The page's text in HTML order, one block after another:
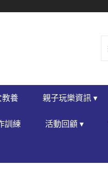
養 親子玩樂資訊 ▾
訓練 活動回顧 ▾